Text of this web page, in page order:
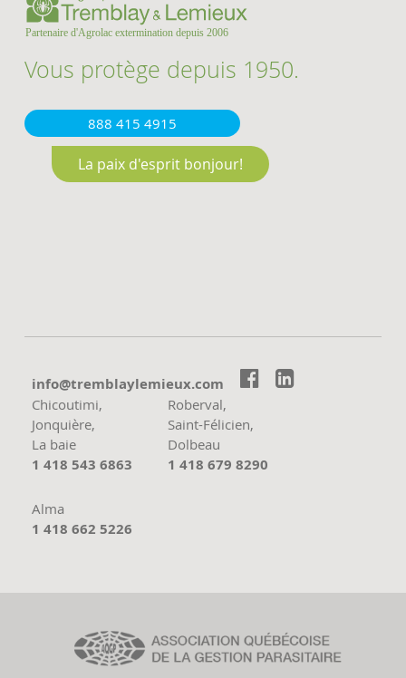
Vous protège depuis 1950.
888 415 4915
La paix d'esprit bonjour!
moc.xueimelyalbmert@ofni  
Chicoutimi,
Jonquière,
La baie
1 418 543 6863
Roberval,
Saint-Félicien,
Dolbeau
1 418 679 8290
Alma
1 418 662 5226